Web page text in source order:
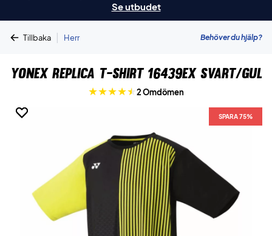
Se utbudet
Tillbaka | Herr Behöver du hjälp?
Yonex Replica T-shirt 16439EX Svart/Gul
2 Omdömen
SPARA 75%
SPARA 75%